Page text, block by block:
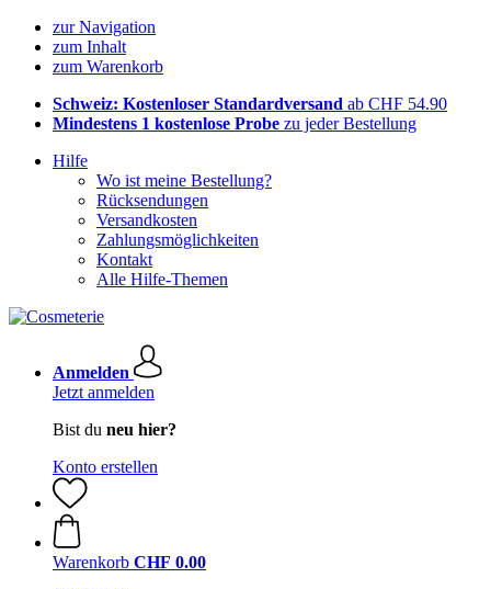
zur Navigation
zum Inhalt
zum Warenkorb
Schweiz: Kostenloser Standardversand ab CHF 54.90
Mindestens 1 kostenlose Probe zu jeder Bestellung
Hilfe
Wo ist meine Bestellung?
Rücksendungen
Versandkosten
Zahlungsmöglichkeiten
Kontakt
Alle Hilfe-Themen
Anmelden
Jetzt anmelden
Bist du neu hier?
Konto erstellen
Warenkorb CHF 0.00